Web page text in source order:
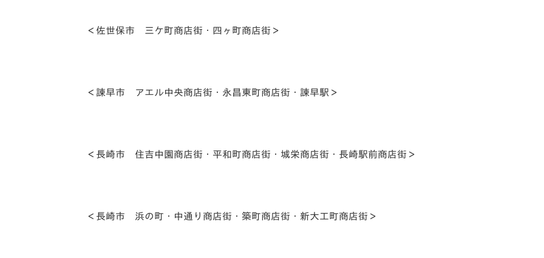
＜佐世保市 三ケ町商店街・四ヶ町商店街＞
＜諫早市 アエル中央商店街・永昌東町商店街・諫早駅＞
＜長崎市 住吉中園商店街・平和町商店街・城栄商店街・長崎駅前商店街＞
＜長崎市 浜の町・中通り商店街・築町商店街・新大工町商店街＞